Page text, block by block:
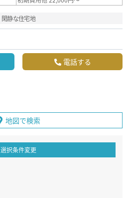
閑静な住宅地
電話する
地図で検索
選択条件変更